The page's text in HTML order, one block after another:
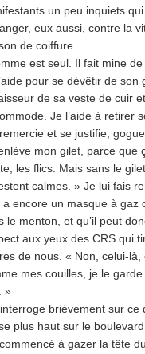
un peu inquiets
eux aussi, contre la
de coiffure.
est seul. Il fait mine
pour se dévêtir de son
de sa veste de cuir
Je l’aide à retirer
et se justifie,
mon gilet, parce que
les flics. Mais sans le
calmes. » Je lui fais
a encore un masque à gaz
le menton, et qu’il peut
aux yeux des CRS qui
de nous. « Non, celui-là,
mes couilles, je le garde
»
brièvement sur ce
plus haut sur le
à gazer la tête